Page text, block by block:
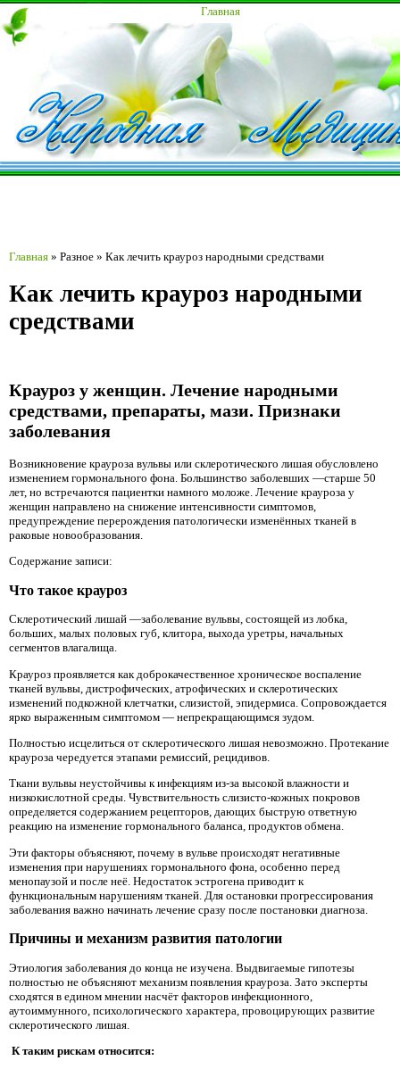
Главная
Главная » Разное » Как лечить крауроз народными средствами
Как лечить крауроз народными
средствами
Крауроз у женщин. Лечение народными
средствами, препараты, мази. Признаки
заболевания
Возникновение крауроза вульвы или склеротического лишая обусловлено
изменением гормонального фона. Большинство заболевших —старше 50
лет, но встречаются пациентки намного моложе. Лечение крауроза у
женщин направлено на снижение интенсивности симптомов,
предупреждение перерождения патологически изменённых тканей в
раковые новообразования.
Содержание записи:
Что такое крауроз
Склеротический лишай —заболевание вульвы, состоящей из лобка,
больших, малых половых губ, клитора, выхода уретры, начальных
сегментов влагалища.
Крауроз проявляется как доброкачественное хроническое воспаление
тканей вульвы, дистрофических, атрофических и склеротических
изменений подкожной клетчатки, слизистой, эпидермиса. Сопровождается
ярко выраженным симптомом — непрекращающимся зудом.
Полностью исцелиться от склеротического лишая невозможно. Протекание
крауроза чередуется этапами ремиссий, рецидивов.
Ткани вульвы неустойчивы к инфекциям из-за высокой влажности и
низкокислотной среды. Чувствительность слизисто-кожных покровов
определяется содержанием рецепторов, дающих быструю ответную
реакцию на изменение гормонального баланса, продуктов обмена.
Эти факторы объясняют, почему в вульве происходят негативные
изменения при нарушениях гормонального фона, особенно перед
менопаузой и после неё. Недостаток эстрогена приводит к
функциональным нарушениям тканей. Для остановки прогрессирования
заболевания важно начинать лечение сразу после постановки диагноза.
Причины и механизм развития патологии
Этиология заболевания до конца не изучена. Выдвигаемые гипотезы
полностью не объясняют механизм появления крауроза. Зато эксперты
сходятся в едином мнении насчёт факторов инфекционного,
аутоиммунного, психологического характера, провоцирующих развитие
склеротического лишая.
К таким рискам относится: